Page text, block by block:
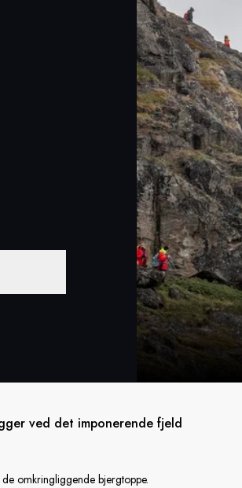
ved det imponerende fjeld
omkringliggende bjergtoppe.